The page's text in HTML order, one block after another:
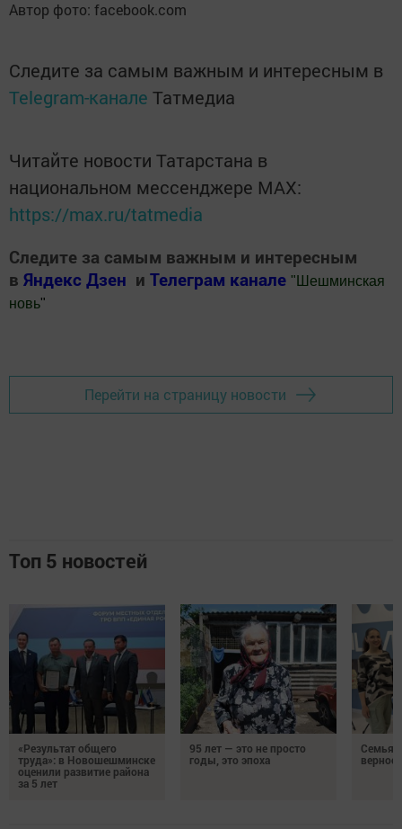
Автор фото: facebook.com
Следите за самым важным и интересным в
Telegram-канале Татмедиа
Читайте новости Татарстана в
национальном мессенджере MАХ:
https://max.ru/tatmedia
Следите за самым важным и интересным
в Яндекс Дзен и Телеграм канале " Шешминская
новь"
Перейти на страницу новости
Топ 5 новостей
«Результат общего
труда»: в Новошешминске
оценили развитие района
за 5 лет
95 лет — это не просто
годы, это эпоха
Семья